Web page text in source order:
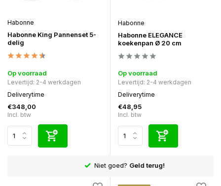
Habonne
Habonne King Pannenset 5-
delig
Op voorraad
Levertijd: 2-4 werkdagen
Deliverytime
€348,00
Incl. btw
Habonne
Habonne ELEGANCE
koekenpan Ø 20 cm
Op voorraad
Levertijd: 2-4 werkdagen
Deliverytime
€48,95
Incl. btw
Niet goed?Geld terug!